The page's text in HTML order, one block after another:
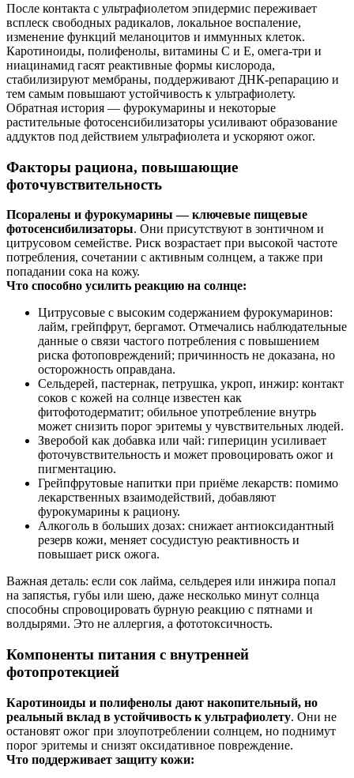
После контакта с ультрафиолетом эпидермис переживает
всплеск свободных радикалов, локальное воспаление,
изменение функций меланоцитов и иммунных клеток.
Каротиноиды, полифенолы, витамины С и Е, омега‑три и
ниацинамид гасят реактивные формы кислорода,
стабилизируют мембраны, поддерживают ДНК‑репарацию и
тем самым повышают устойчивость к ультрафиолету.
Обратная история — фурокумарины и некоторые
растительные фотосенсибилизаторы усиливают образование
аддуктов под действием ультрафиолета и ускоряют ожог.
Факторы рациона, повышающие
фоточувствительность
Псоралены и фурокумарины — ключевые пищевые
фотосенсибилизаторы. Они присутствуют в зонтичном и
цитрусовом семействе. Риск возрастает при высокой частоте
потребления, сочетании с активным солнцем, а также при
попадании сока на кожу.
Что способно усилить реакцию на солнце:
Цитрусовые с высоким содержанием фурокумаринов:
лайм, грейпфрут, бергамот. Отмечались наблюдательные
данные о связи частого потребления с повышением
риска фотоповреждений; причинность не доказана, но
осторожность оправдана.
Сельдерей, пастернак, петрушка, укроп, инжир: контакт
соков с кожей на солнце известен как
фитофотодерматит; обильное употребление внутрь
может снизить порог эритемы у чувствительных людей.
Зверобой как добавка или чай: гиперицин усиливает
фоточувствительность и может провоцировать ожог и
пигментацию.
Грейпфрутовые напитки при приёме лекарств: помимо
лекарственных взаимодействий, добавляют
фурокумарины к рациону.
Алкоголь в больших дозах: снижает антиоксидантный
резерв кожи, меняет сосудистую реактивность и
повышает риск ожога.
Важная деталь: если сок лайма, сельдерея или инжира попал
на запястья, губы или шею, даже несколько минут солнца
способны спровоцировать бурную реакцию с пятнами и
волдырями. Это не аллергия, а фототоксичность.
Компоненты питания с внутренней
фотопротекцией
Каротиноиды и полифенолы дают накопительный, но
реальный вклад в устойчивость к ультрафиолету. Они не
остановят ожог при злоупотреблении солнцем, но поднимут
порог эритемы и снизят оксидативное повреждение.
Что поддерживает защиту кожи: